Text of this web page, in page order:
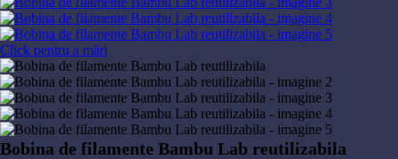
Click pentru a mări
Bobina de filamente Bambu Lab reutilizabila